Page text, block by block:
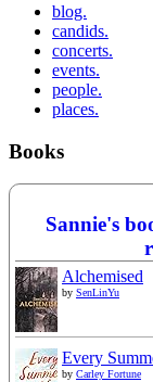
blog.
candids.
concerts.
events.
people.
places.
Books
Sannie's
Alchemised
by SenLinYu
Every
by Carley Fortune